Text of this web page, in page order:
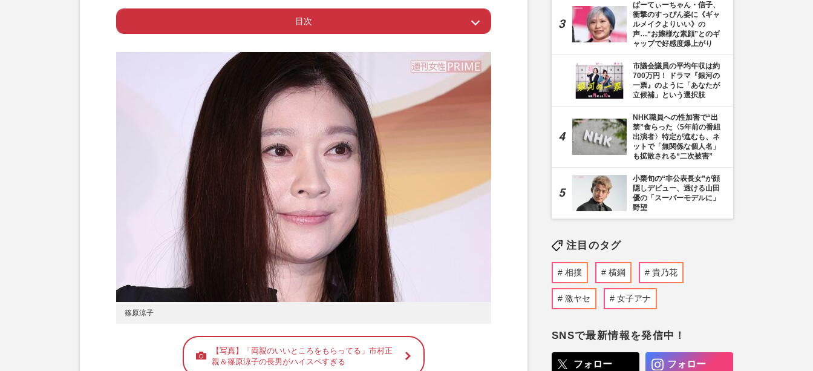
t
目次
Page 1 ー 2世タレントたちの現在地
ー 足かせになるケースも
篠原涼子
【写真】「両親のいいところをもらってる」市村正
親＆篠原涼子の長男がハイスペすぎる
ぱーてぃーちゃん・信子、
衝撃のすっぴん姿に《ギャ
ルメイクよりいい》の
声…“お嬢様な素顔”とのギ
ャップで好感度爆上がり
市議会議員の平均年収は約
700万円！ ドラマ『銀河の
一票』のように「あなたが
立候補」という選択肢
NHK職員への性加害で“出
禁”食らった〈5年前の番組
出演者〉特定が進むも、ネ
ットで「無関係な個人名」
も拡散される“二次被害”
小栗旬の“非公表長女”が顔
隠しデビュー、透ける山田
優の「スーパーモデルに」
野望
注目のタグ
相撲 横綱 貴乃花
激ヤセ 女子アナ
SNSで最新情報を発信中！
フォロー フォロー